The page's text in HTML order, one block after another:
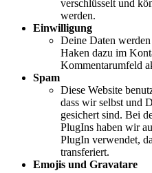
verschlüsselt und
werden.
Einwilligung
Deine Daten
Haken dazu im
Kommentarumfeld
Spam
Diese Website
dass wir selbst und
gesichert sind. Bei
PlugIns haben wir
PlugIn verwendet,
transferiert.
Emojis und Gravatare